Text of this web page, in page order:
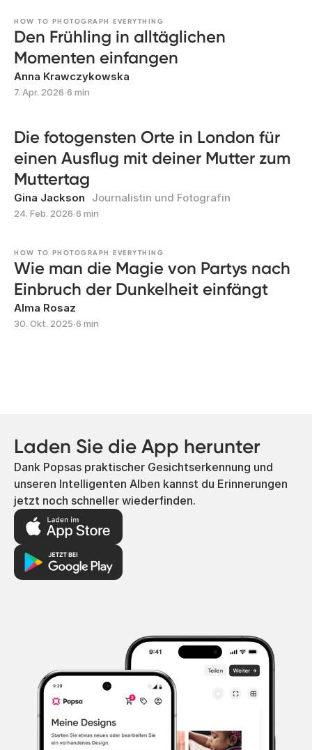
HOW TO PHOTOGRAPH EVERYTHING
Den Frühling in alltäglichen
Momenten einfangen
Anna Krawczykowska
7. Apr. 2026∙6 min
Die fotogensten Orte in London für
einen Ausflug mit deiner Mutter zum
Muttertag
Gina Jackson Journalistin und Fotografin
24. Feb. 2026∙6 min
HOW TO PHOTOGRAPH EVERYTHING
Wie man die Magie von Partys nach
Einbruch der Dunkelheit einfängt
Alma Rosaz
30. Okt. 2025∙6 min
Laden Sie die App herunter
Dank Popsas praktischer Gesichtserkennung und
unseren Intelligenten Alben kannst du Erinnerungen
jetzt noch schneller wiederfinden.